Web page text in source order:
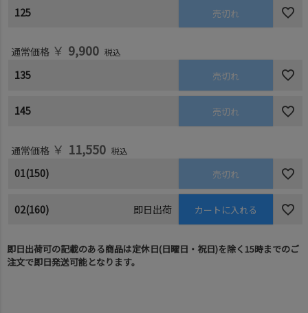
125 売切れ
通常価格 ￥ 9,900 税込
135 売切れ
145 売切れ
通常価格 ￥ 11,550 税込
01(150) 売切れ
02(160) 即日出荷 カートに入れる
即日出荷可の記載のある商品は定休日(日曜日・祝日)を除く15時までのご
注文で即日発送可能となります。